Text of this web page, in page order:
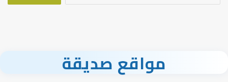
مواقع صديقة